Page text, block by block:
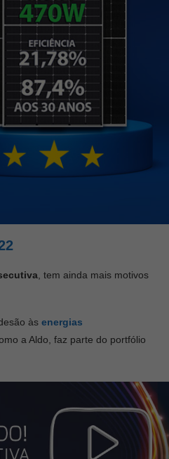
, tem ainda mais motivos
às energias
a Aldo, faz parte do portfólio